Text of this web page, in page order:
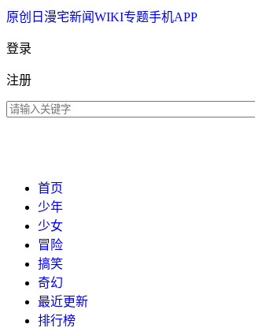
原创 日漫宅新闻WIKI专题手机APP
登录
注册
首页
少年
少女
冒险
搞笑
奇幻
最近更新
排行榜